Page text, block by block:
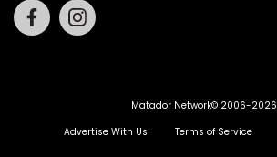
Facebook
Matador Network© 2006-2026
Advertise With Us
Terms of Service